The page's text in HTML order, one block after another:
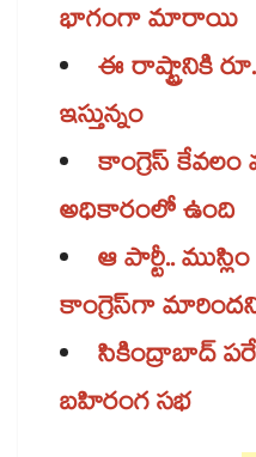
​భాగంగా మారాయి
ఈ రాష్ట్రానికి
ఇస్తున్నం
కాంగ్రెస్ కేవలం
అధికారంలో ఉంది
ఆ పార్టీ..
కాంగ్రెస్‌‌‌‌గా
సికింద్రాబాద్‌‌‌‌
బహిరంగ సభ